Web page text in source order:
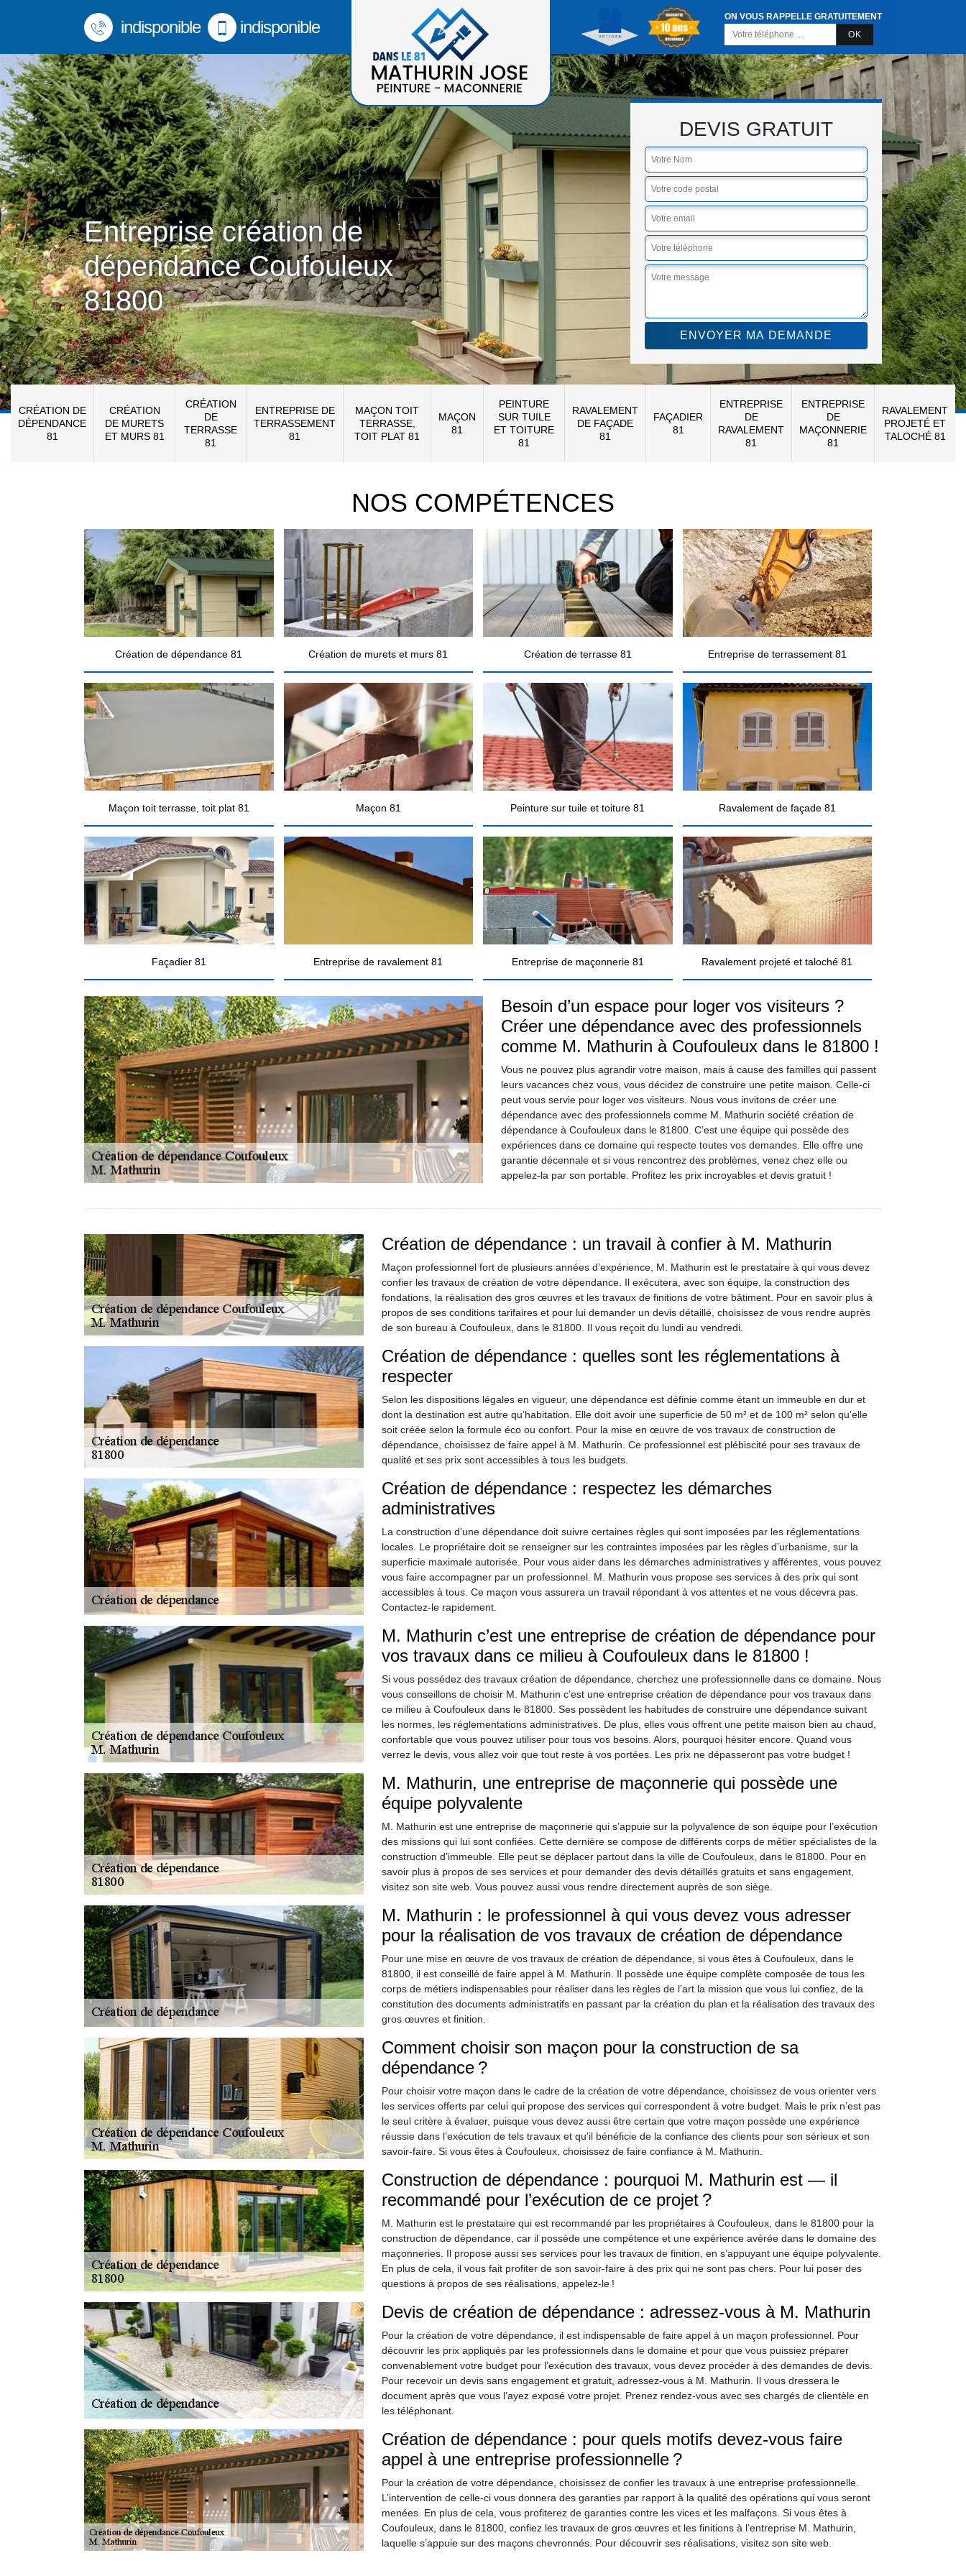
indisponible indisponible
ON VOUS RAPPELLE GRATUITEMENT
Entreprise création de
dépendance Coufouleux
81800
DEVIS GRATUIT
CRÉATION DE
DÉPENDANCE
81
CRÉATION
DE MURETS
ET MURS 81
CRÉATION
DE
TERRASSE
81
ENTREPRISE DE
TERRASSEMENT
81
MAÇON TOIT
TERRASSE,
TOIT PLAT 81
MAÇON
81
PEINTURE
SUR TUILE
ET TOITURE
81
RAVALEMENT
DE FAÇADE
81
FAÇADIER
81
ENTREPRISE
DE
RAVALEMENT
81
ENTREPRISE
DE
MAÇONNERIE
81
RAVALEMENT
PROJETÉ ET
TALOCHÉ 81
NOS COMPÉTENCES
Création de dépendance 81 Création de murets et murs 81 Création de terrasse 81 Entreprise de terrassement 81
Maçon toit terrasse, toit plat 81 Maçon 81 Peinture sur tuile et toiture 81 Ravalement de façade 81
Façadier 81 Entreprise de ravalement 81 Entreprise de maçonnerie 81 Ravalement projeté et taloché 81
Besoin d’un espace pour loger vos visiteurs ?
Créer une dépendance avec des professionnels
comme M. Mathurin à Coufouleux dans le 81800 !
Vous ne pouvez plus agrandir votre maison, mais à cause des familles qui passent
leurs vacances chez vous, vous décidez de construire une petite maison. Celle-ci
peut vous servie pour loger vos visiteurs. Nous vous invitons de créer une
dépendance avec des professionnels comme M. Mathurin société création de
dépendance à Coufouleux dans le 81800. C’est une équipe qui possède des
expériences dans ce domaine qui respecte toutes vos demandes. Elle offre une
garantie décennale et si vous rencontrez des problèmes, venez chez elle ou
appelez-la par son portable. Profitez les prix incroyables et devis gratuit !
Création de dépendance : un travail à confier à M. Mathurin
Maçon professionnel fort de plusieurs années d’expérience, M. Mathurin est le prestataire à qui vous devez
confier les travaux de création de votre dépendance. Il exécutera, avec son équipe, la construction des
fondations, la réalisation des gros œuvres et les travaux de finitions de votre bâtiment. Pour en savoir plus à
propos de ses conditions tarifaires et pour lui demander un devis détaillé, choisissez de vous rendre auprès
de son bureau à Coufouleux, dans le 81800. Il vous reçoit du lundi au vendredi.
Création de dépendance : quelles sont les réglementations à
respecter
Selon les dispositions légales en vigueur, une dépendance est définie comme étant un immeuble en dur et
dont la destination est autre qu’habitation. Elle doit avoir une superficie de 50 m² et de 100 m² selon qu’elle
soit créée selon la formule éco ou confort. Pour la mise en œuvre de vos travaux de construction de
dépendance, choisissez de faire appel à M. Mathurin. Ce professionnel est plébiscité pour ses travaux de
qualité et ses prix sont accessibles à tous les budgets.
Création de dépendance : respectez les démarches
administratives
La construction d’une dépendance doit suivre certaines règles qui sont imposées par les réglementations
locales. Le propriétaire doit se renseigner sur les contraintes imposées par les règles d’urbanisme, sur la
superficie maximale autorisée. Pour vous aider dans les démarches administratives y afférentes, vous pouvez
vous faire accompagner par un professionnel. M. Mathurin vous propose ses services à des prix qui sont
accessibles à tous. Ce maçon vous assurera un travail répondant à vos attentes et ne vous décevra pas.
Contactez-le rapidement.
M. Mathurin c’est une entreprise de création de dépendance pour
vos travaux dans ce milieu à Coufouleux dans le 81800 !
Si vous possédez des travaux création de dépendance, cherchez une professionnelle dans ce domaine. Nous
vous conseillons de choisir M. Mathurin c’est une entreprise création de dépendance pour vos travaux dans
ce milieu à Coufouleux dans le 81800. Ses possèdent les habitudes de construire une dépendance suivant
les normes, les réglementations administratives. De plus, elles vous offrent une petite maison bien au chaud,
confortable que vous pouvez utiliser pour tous vos besoins. Alors, pourquoi hésiter encore. Quand vous
verrez le devis, vous allez voir que tout reste à vos portées. Les prix ne dépasseront pas votre budget !
M. Mathurin, une entreprise de maçonnerie qui possède une
équipe polyvalente
M. Mathurin est une entreprise de maçonnerie qui s’appuie sur la polyvalence de son équipe pour l’exécution
des missions qui lui sont confiées. Cette dernière se compose de différents corps de métier spécialistes de la
construction d’immeuble. Elle peut se déplacer partout dans la ville de Coufouleux, dans le 81800. Pour en
savoir plus à propos de ses services et pour demander des devis détaillés gratuits et sans engagement,
visitez son site web. Vous pouvez aussi vous rendre directement auprès de son siège.
M. Mathurin : le professionnel à qui vous devez vous adresser
pour la réalisation de vos travaux de création de dépendance
Pour une mise en œuvre de vos travaux de création de dépendance, si vous êtes à Coufouleux, dans le
81800, il est conseillé de faire appel à M. Mathurin. Il possède une équipe complète composée de tous les
corps de métiers indispensables pour réaliser dans les règles de l’art la mission que vous lui confiez, de la
constitution des documents administratifs en passant par la création du plan et la réalisation des travaux des
gros œuvres et finition.
Comment choisir son maçon pour la construction de sa
dépendance ?
Pour choisir votre maçon dans le cadre de la création de votre dépendance, choisissez de vous orienter vers
les services offerts par celui qui propose des services qui correspondent à votre budget. Mais le prix n’est pas
le seul critère à évaluer, puisque vous devez aussi être certain que votre maçon possède une expérience
réussie dans l’exécution de tels travaux et qu’il bénéficie de la confiance des clients pour son sérieux et son
savoir-faire. Si vous êtes à Coufouleux, choisissez de faire confiance à M. Mathurin.
Construction de dépendance : pourquoi M. Mathurin est — il
recommandé pour l’exécution de ce projet ?
M. Mathurin est le prestataire qui est recommandé par les propriétaires à Coufouleux, dans le 81800 pour la
construction de dépendance, car il possède une compétence et une expérience avérée dans le domaine des
maçonneries. Il propose aussi ses services pour les travaux de finition, en s’appuyant une équipe polyvalente.
En plus de cela, il vous fait profiter de son savoir-faire à des prix qui ne sont pas chers. Pour lui poser des
questions à propos de ses réalisations, appelez-le !
Devis de création de dépendance : adressez-vous à M. Mathurin
Pour la création de votre dépendance, il est indispensable de faire appel à un maçon professionnel. Pour
découvrir les prix appliqués par les professionnels dans le domaine et pour que vous puissiez préparer
convenablement votre budget pour l’exécution des travaux, vous devez procéder à des demandes de devis.
Pour recevoir un devis sans engagement et gratuit, adressez-vous à M. Mathurin. Il vous dressera le
document après que vous l’ayez exposé votre projet. Prenez rendez-vous avec ses chargés de clientèle en
les téléphonant.
Création de dépendance : pour quels motifs devez-vous faire
appel à une entreprise professionnelle ?
Pour la création de votre dépendance, choisissez de confier les travaux à une entreprise professionnelle.
L’intervention de celle-ci vous donnera des garanties par rapport à la qualité des opérations qui vous seront
menées. En plus de cela, vous profiterez de garanties contre les vices et les malfaçons. Si vous êtes à
Coufouleux, dans le 81800, confiez les travaux de gros œuvres et les finitions à l’entreprise M. Mathurin,
laquelle s’appuie sur des maçons chevronnés. Pour découvrir ses réalisations, visitez son site web.